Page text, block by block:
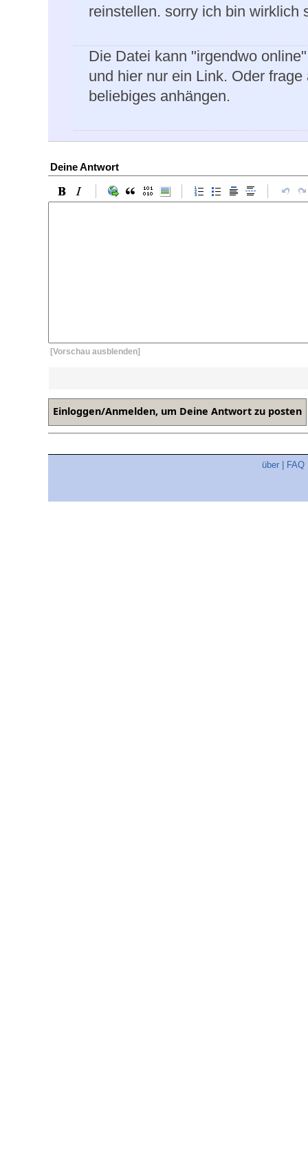
reinstellen. sorry ich bin wirklich
Die Datei kann "irgendwo
und hier nur ein Link. Oder
beliebiges anhängen.
Deine Antwort
[Vorschau ausblenden]
über FAQ